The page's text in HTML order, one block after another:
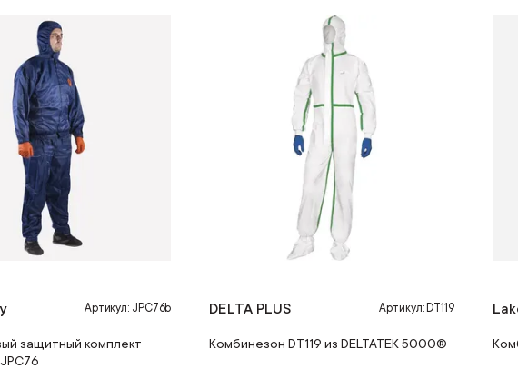
Артикул: JPC76b
защитный комплект
DELTA PLUS Артикул: DT119
Комбинезон DT119 из DELTATEK 5000®